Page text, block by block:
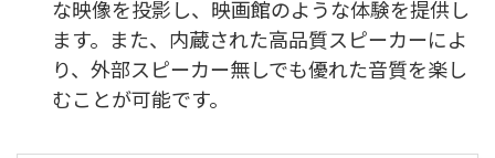
な映像を投影し、映画館のような体験を提供し
ます。また、内蔵された高品質スピーカーによ
り、外部スピーカー無しでも優れた音質を楽し
むことが可能です。